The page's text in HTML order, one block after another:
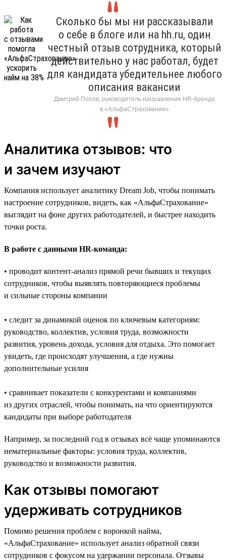
Сколько бы мы ни рассказывали
о себе в блоге или на hh.ru, один
честный отзыв сотрудника, который
действительно у нас работал, будет
для кандидата убедительнее любого
описания вакансии
Дмитрий Попов, руководитель направления HR-бренда
в «АльфаСтраховании»
Аналитика отзывов: что
и зачем изучают
Компания использует аналитику Dream Job, чтобы понимать
настроение сотрудников, видеть, как «АльфаСтрахование»
выглядит на фоне других работодателей, и быстрее находить
точки роста.
В работе с данными HR-команда:
• проводит контент-анализ прямой речи бывших и текущих
сотрудников, чтобы выявлять повторяющиеся проблемы
и сильные стороны компании
• следит за динамикой оценок по ключевым категориям:
руководство, коллектив, условия труда, возможности
развития, уровень дохода, условия для отдыха. Это помогает
увидеть, где происходят улучшения, а где нужны
дополнительные усилия
• сравнивает показатели с конкурентами и компаниями
из других отраслей, чтобы понимать, на что ориентируются
кандидаты при выборе работодателя
Например, за последний год в отзывах всё чаще упоминаются
нематериальные факторы: условия труда, коллектив,
руководство и возможности развития.
Как отзывы помогают
удерживать сотрудников
Помимо решения проблем с воронкой найма,
«АльфаСтрахование» использует анализ обратной связи
сотрудников с фокусом на удержании персонала. Отзывы